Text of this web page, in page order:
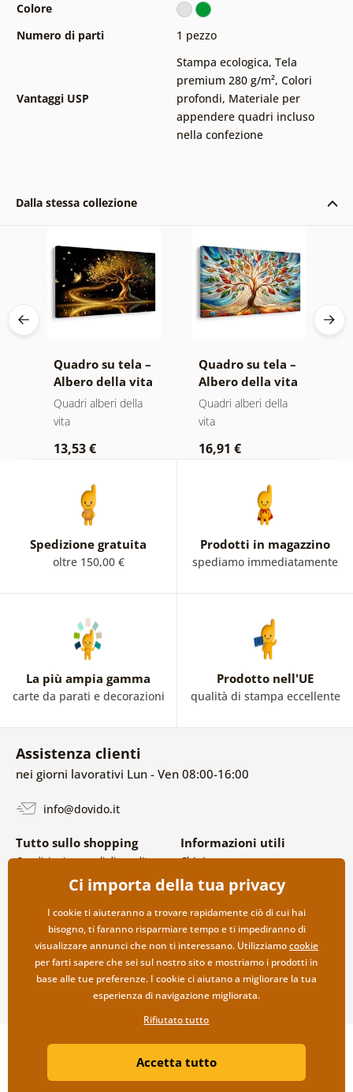
Colore
Numero di parti
1 pezzo
Vantaggi USP
Stampa ecologica, Tela
premium 280 g/m², Colori
profondi, Materiale per
appendere quadri incluso
nella confezione
Dalla stessa collezione
Quadro su tela –
Albero della vita
magia dorata
Quadri alberi della
vita
13,53 €
Quadro su tela –
Albero della vita
in vetrata
colorata
Quadri alberi della
vita
16,91 €
Spedizione gratuita
oltre 150,00 €
Prodotti in magazzino
spediamo immediatamente
La più ampia gamma
carte da parati e decorazioni
Prodotto nell'UE
qualità di stampa eccellente
Assistenza clienti
nei giorni lavorativi Lun - Ven 08:00-16:00
info@dovido.it
Tutto sullo shopping
Condizioni generali di vendita e
Politica sulla privacy
Opzioni di spedizione e
pagamento
Reso della merce
Informazioni utili
Chi siamo
FAQ
Contatti
Collaborazione all’ingrosso
Copyright ©2019 © Dovido.it.
Litvanyi.sk| Negozio online creato da
Ci importa della tua privacy
I cookie ti aiuteranno a trovare rapidamente ciò di cui hai
bisogno, ti faranno risparmiare tempo e ti impediranno di
visualizzare annunci che non ti interessano. Utilizziamocookie
per farti sapere che sei sul nostro sito e mostriamo i prodotti in
base alle tue preferenze. I cookie ci aiutano a migliorare la tua
esperienza di navigazione migliorata.
Rifiutato tutto
Accetta tutto